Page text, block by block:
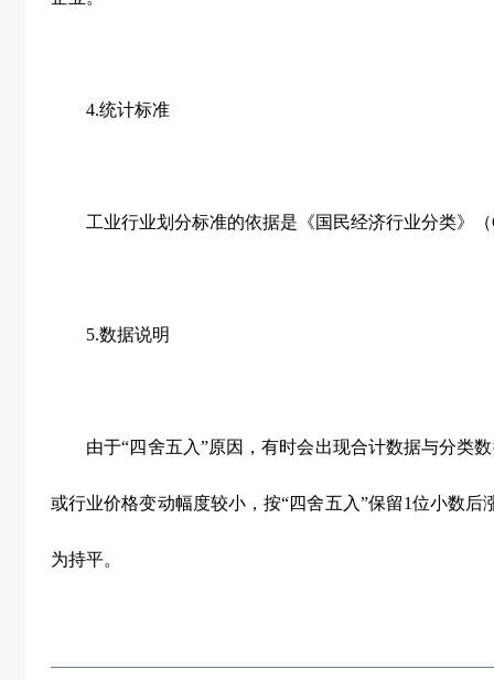
4.统计标准
工业行业划分标准的依据是《国民经济行业分类》（
5.数据说明
由于“四舍五入”原因，有时会出现合计数据与分类数
或行业价格变动幅度较小，按“四舍五入”保留1位小数
为持平。